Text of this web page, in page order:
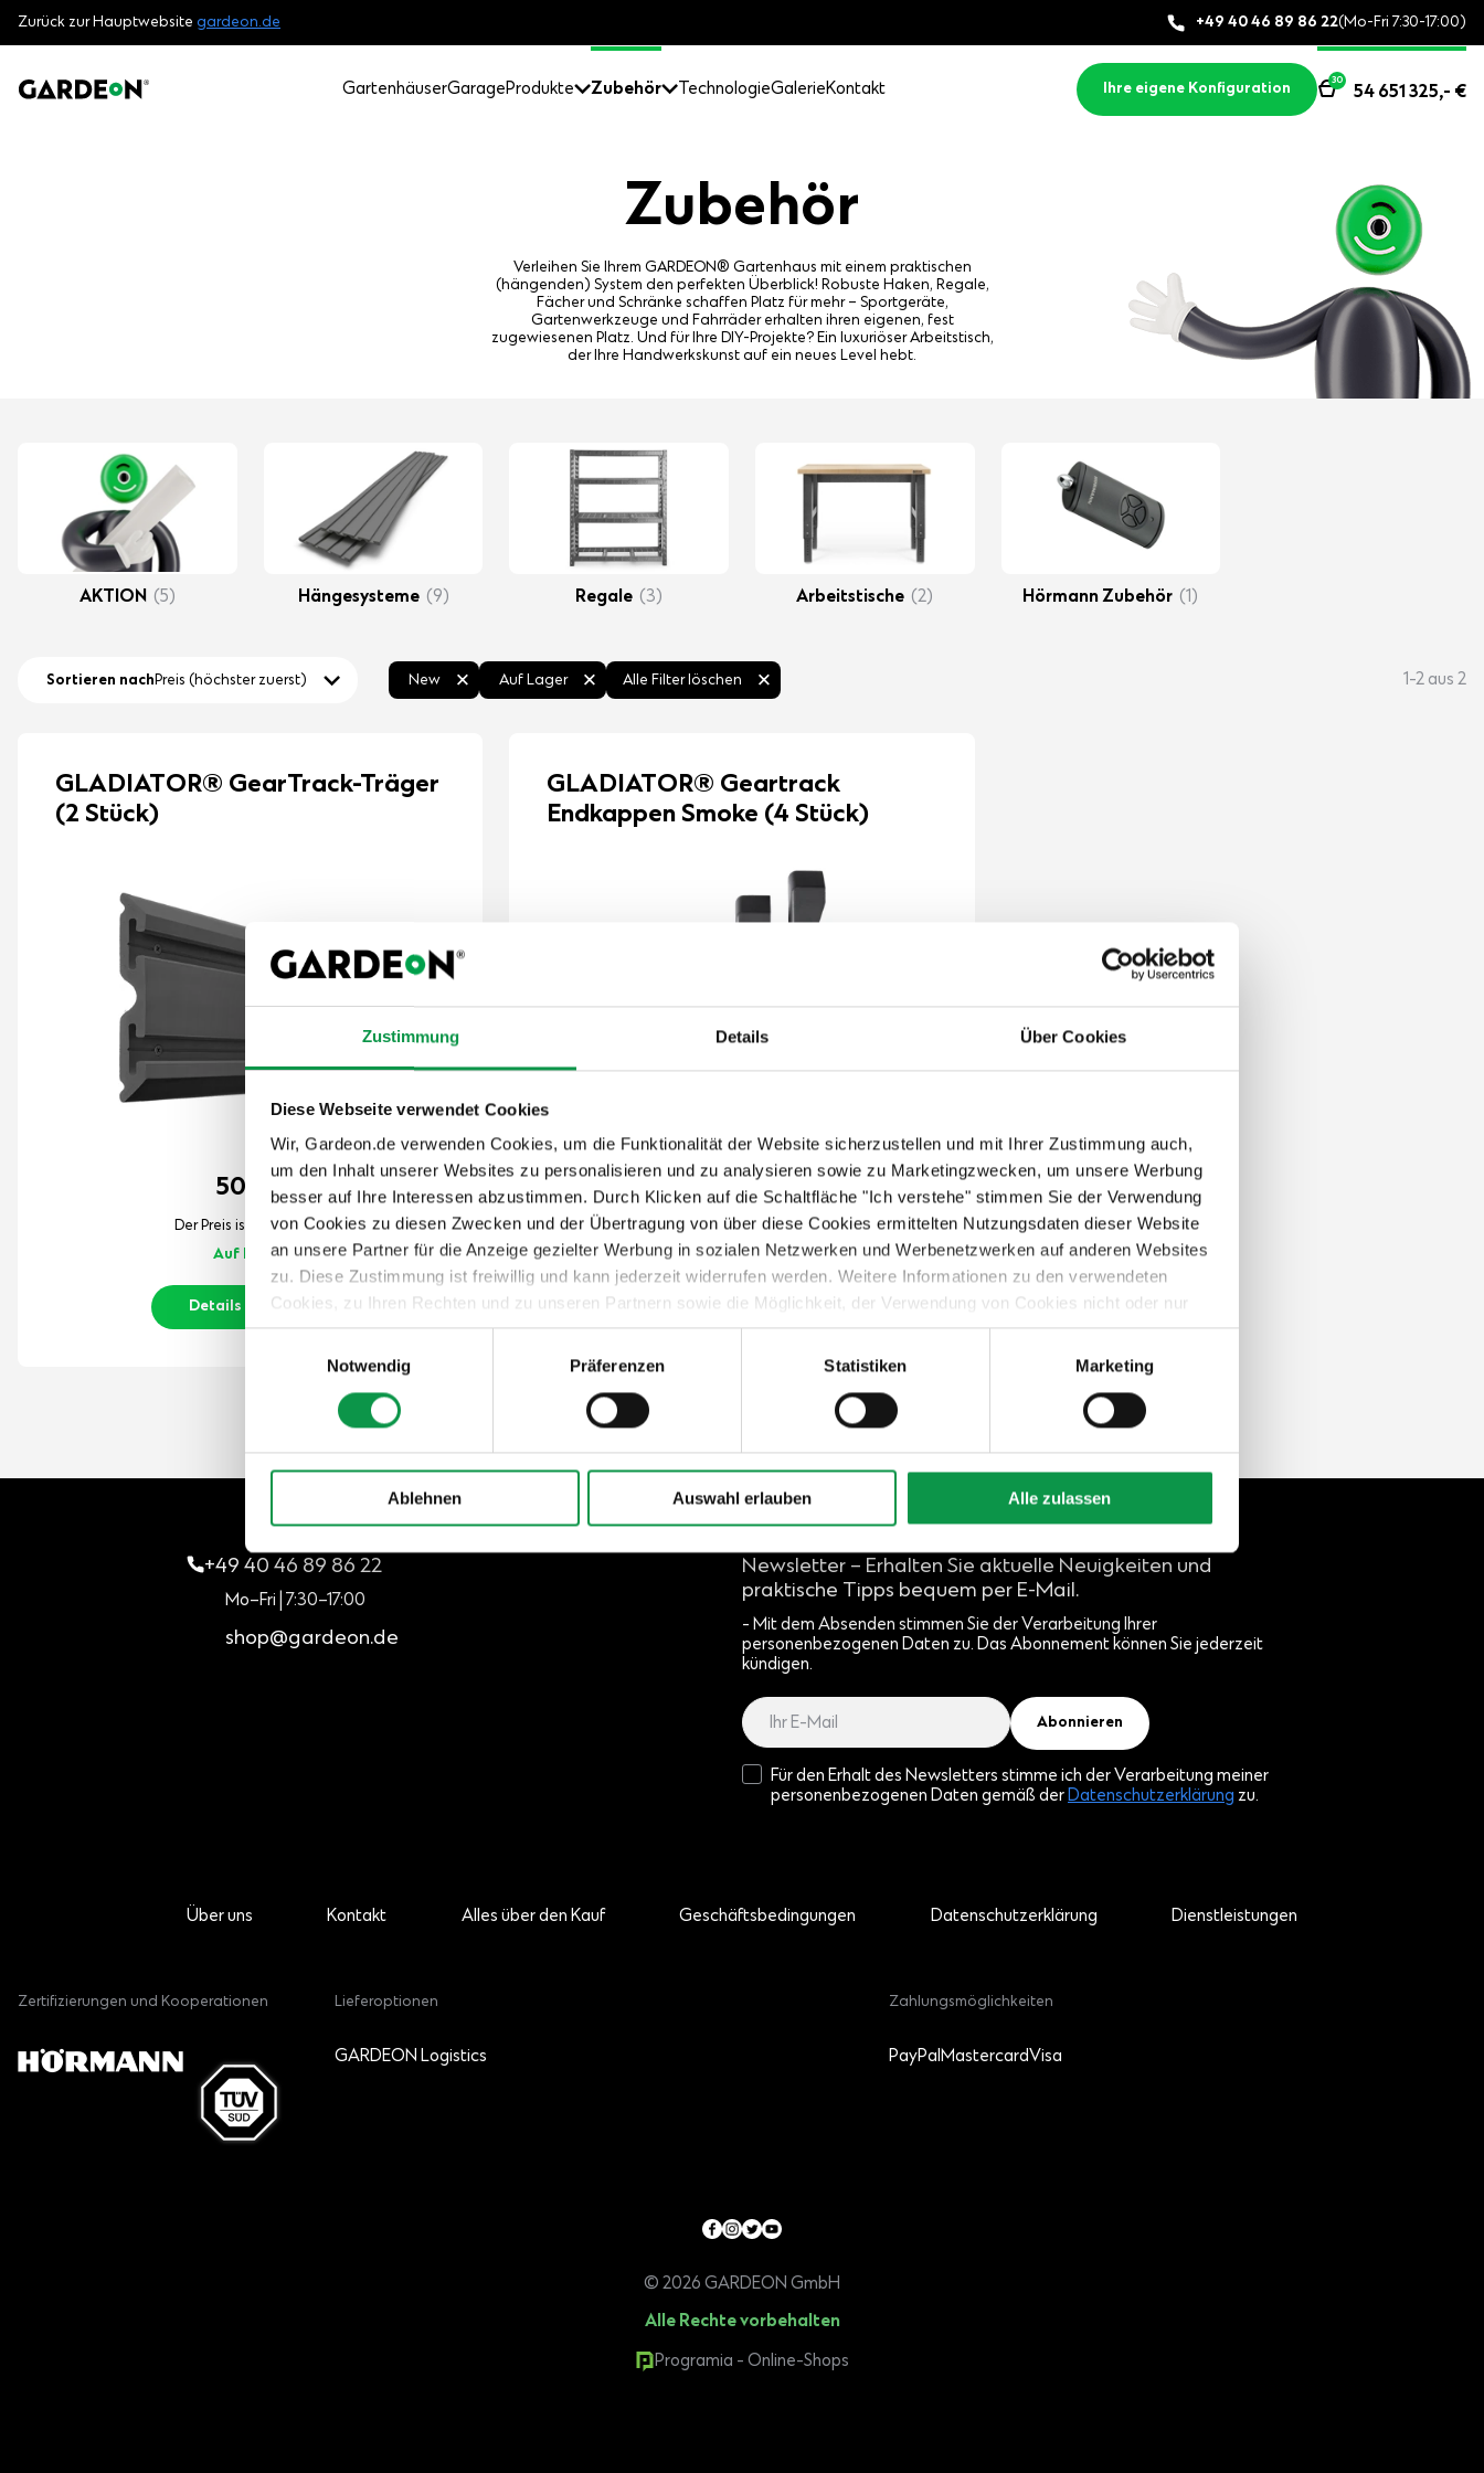
Zustimmung Details Über Cookies
Diese Webseite verwendet Cookies
Wir, Gardeon.de verwenden Cookies, um die Funktionalität der Website sicherzustellen und mit Ihrer Zustimmung auch,
um den Inhalt unserer Websites zu personalisieren und zu analysieren sowie zu Marketingzwecken, um unsere Werbung
besser auf Ihre Interessen abzustimmen. Durch Klicken auf die Schaltfläche "Ich verstehe" stimmen Sie der Verwendung
von Cookies zu diesen Zwecken und der Übertragung von über diese Cookies ermittelten Nutzungsdaten dieser Website
an unsere Partner für die Anzeige gezielter Werbung in sozialen Netzwerken und Werbenetzwerken auf anderen Websites
zu. Diese Zustimmung ist freiwillig und kann jederzeit widerrufen werden. Weitere Informationen zu den verwendeten
Cookies, zu Ihren Rechten und zu unseren Partnern sowie die Möglichkeit, der Verwendung von Cookies nicht oder nur
teilweise zuzustimmen, finden Sie unter dem Link „Detaillierte Einstellungen“.
Notwendig
Präferenzen Statistiken Marketing
Ablehnen Auswahl erlauben Alle zulassen
Zurück zur Hauptwebsite gardeon.de +49 40 46 89 86 22(Mo-Fri 7:30-17:00)
GartenhäuserGarageProdukte Zubehör TechnologieGalerieKontakt Ihre eigene Konfiguration 54 651 325,- €
30
Zubehör
Verleihen Sie Ihrem GARDEON® Gartenhaus mit einem praktischen
(hängenden) System den perfekten Überblick! Robuste Haken, Regale,
Fächer und Schränke schaffen Platz für mehr – Sportgeräte,
Gartenwerkzeuge und Fahrräder erhalten ihren eigenen, fest
zugewiesenen Platz. Und für Ihre DIY-Projekte? Ein luxuriöser Arbeitstisch,
der Ihre Handwerkskunst auf ein neues Level hebt.
AKTION (5) Hängesysteme (9) Regale (3) Arbeitstische (2) Hörmann Zubehör (1)
Sortieren nachPreis (höchster zuerst) New Auf Lager Alle Filter löschen 1-2 aus 2
GLADIATOR® GearTrack-Träger
(2 Stück)
50,- €
Der Preis ist inkl. MwSt.
Auf Lager
Details anzeigen
GLADIATOR® Geartrack
Endkappen Smoke (4 Stück)
19,-€
Der Preis ist inkl. MwSt.
Auf Lager
Details anzeigen
+49 40 46 89 86 22
Mo–Fri | 7:30–17:00
shop@gardeon.de
Newsletter – Erhalten Sie aktuelle Neuigkeiten und
praktische Tipps bequem per E-Mail.
- Mit dem Absenden stimmen Sie der Verarbeitung Ihrer
personenbezogenen Daten zu. Das Abonnement können Sie jederzeit
kündigen.
Abonnieren
Für den Erhalt des Newsletters stimme ich der Verarbeitung meiner
personenbezogenen Daten gemäß derDatenschutzerklärung zu.
Über uns Kontakt Alles über den Kauf Geschäftsbedingungen Datenschutzerklärung Dienstleistungen
Zertifizierungen und Kooperationen Lieferoptionen
GARDEON Logistics
Zahlungsmöglichkeiten
PayPalMastercardVisa
© 2026 GARDEON GmbH
Alle Rechte vorbehalten
Programia - Online-Shops